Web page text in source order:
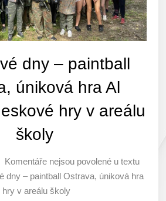
dny – paintball
úniková hra Al
hry v areálu
školy
Komentáře nejsou povolené u textu
dny – paintball Ostrava, úniková hra
v areálu školy